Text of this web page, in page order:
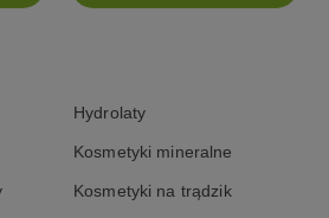
skórę
otulający. Tworzący w domu
cytrusami i zmysłowym
i bardzo męski zapach dla
Niepowtarzalny, a przy tym klasyczny.
zapach skóry, drewna, bursztynu i
Hydrolaty
Kosmetyki mineralne
Kosmetyki na trądzik